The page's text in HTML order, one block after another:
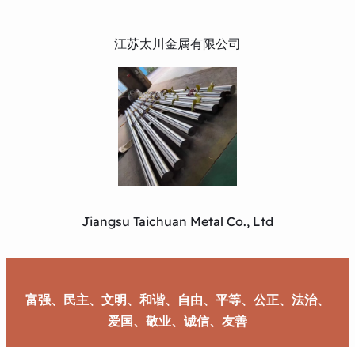
江苏太川金属有限公司
Jiangsu Taichuan Metal Co., Ltd
富强、民主、文明、和谐、自由、平等、公正、法治、
爱国、敬业、诚信、友善